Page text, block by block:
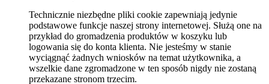
Technicznie niezbędne pliki cookie zapewniają jedynie
podstawowe funkcje naszej strony internetowej. Służą one na
przykład do gromadzenia produktów w koszyku lub
logowania się do konta klienta. Nie jesteśmy w stanie
wyciągnąć żadnych wniosków na temat użytkownika, a
wszelkie dane zgromadzone w ten sposób nigdy nie zostaną
przekazane stronom trzecim.